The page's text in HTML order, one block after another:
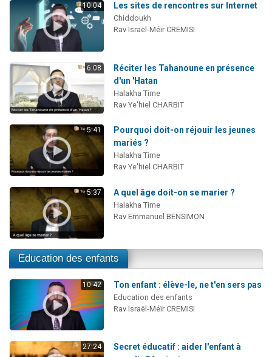
10:04 Les sites de rencontres sur Internet
Chiddoukh
Rav Israël-Méïr CREMISI
6:08
Réciter les Tahanoune en présence
d'un 'Hatan
Halakha Time
Rav Ye'hiel CHARBIT
5:41
Pourquoi doit-on réjouir les jeunes
mariés ?
Halakha Time
Rav Ye'hiel CHARBIT
5:37 A quel âge doit-on se marier ?
Halakha Time
Rav Emmanuel BENSIMON
Education des enfants
10:42 Ton enfant : élève-le, ne t'en sers pas
Education des enfants
Rav Israël-Méïr CREMISI
27:24
Secret éducatif : aider l'enfant à